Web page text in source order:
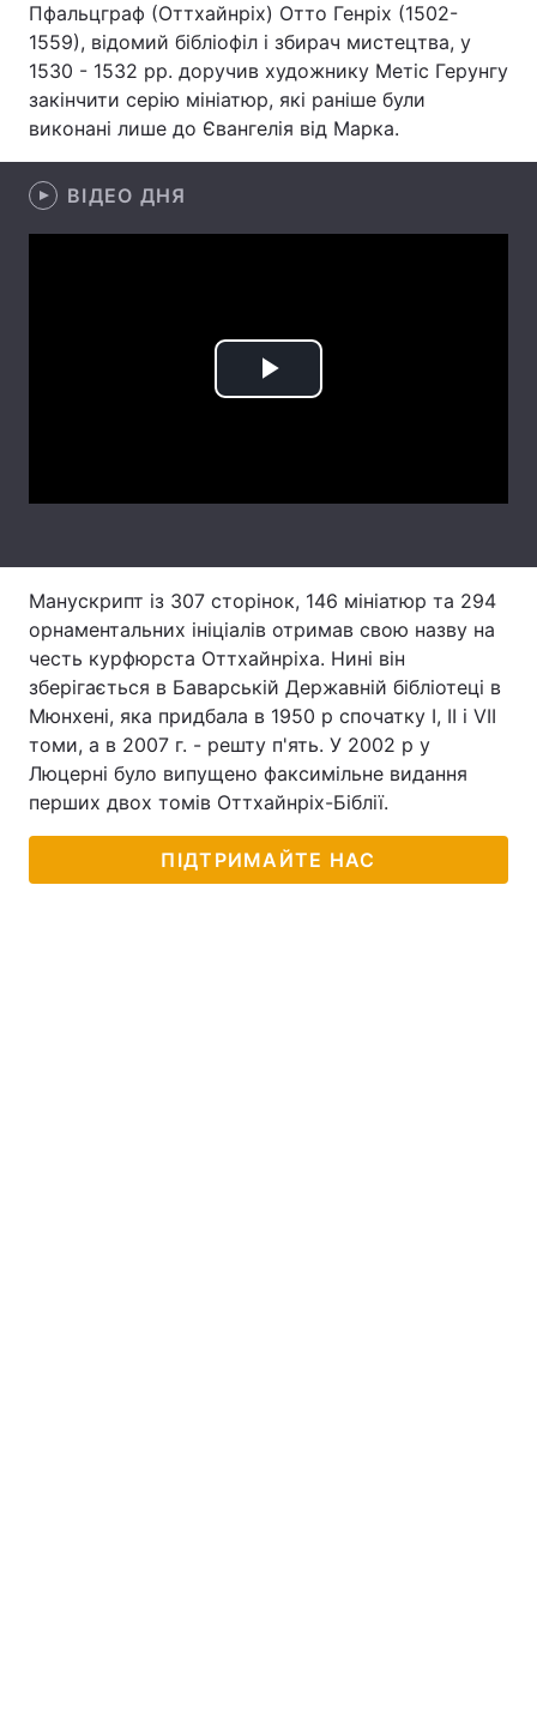
Україна Політика
Економіка Світ
Спорт Наука
Техно і зв'язок
Зброя Інциденти
Погода
Регіони
Інтерв'ю Думки
Архів Вакансії
Контакти
Послуги
Пфальцграф (Оттхайнріх) Отто Генріх (1502-
1559), відомий бібліофіл і збирач мистецтва, у
1530 - 1532 рр. доручив художнику Метіс Герунгу
закінчити серію мініатюр, які раніше були
виконані лише до Євангелія від Марка.
ВІДЕО ДНЯ
Play
Манускрипт із 307 сторінок, 146 мініатюр та 294
орнаментальних ініціалів отримав свою назву на
честь курфюрста Оттхайнріха. Нині він
зберігається в Баварській Державній бібліотеці в
Мюнхені, яка придбала в 1950 р спочатку I, II і VII
томи, а в 2007 г. - решту п'ять. У 2002 р у
Люцерні було випущено факсимільне видання
перших двох томів Оттхайнріх-Біблії.
ПІДТРИМАЙТЕ НАС